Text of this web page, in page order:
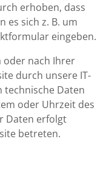
erhoben, dass
es sich z. B. um
eingeben.
oder nach Ihrer
durch unsere IT-
technische Daten
oder Uhrzeit des
Daten erfolgt
betreten.